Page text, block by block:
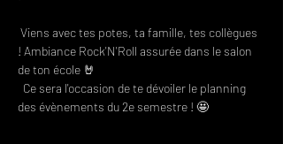
! Ambiance Rock'N'Roll assurée dans le salon
de ton école 🤘
des évènements du 2e semestre ! 🤩